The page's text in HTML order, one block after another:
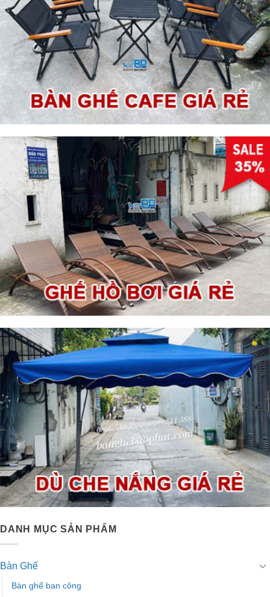
DANH MỤC SẢN PHẨM
Bàn Ghế
Bàn ghế ban công